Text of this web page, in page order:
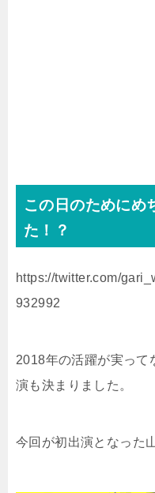
この日のためにめ
た！？
https://twitter.com/
932992
2018年の活躍が実って
演も決まりました。
今回が初出演となった